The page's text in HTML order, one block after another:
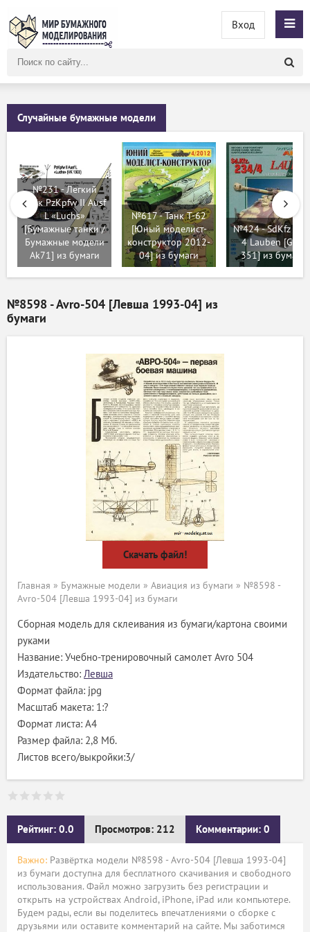
сайту
Вход
Случайные бумажные модели
№231 - Легкий
танк PzKpfw II Ausf
L «Luchs»
[Бумажные танки /
Бумажные модели
Ak71] из бумаги
№617 - Танк Т-62
[Юный моделист-
конструктор 2012-
04] из бумаги
№424 - SdKfz
4 Lauben [GPM
351] из бумаги
№8598 - Avro-504 [Левша 1993-04] из
бумаги
Скачать файл!
Главная » Бумажные модели » Авиация из бумаги » №8598 -
Avro-504 [Левша 1993-04] из бумаги
Сборная модель для склеивания из бумаги/картона своими
руками
Название: Учебно-тренировочный самолет Avro 504
Издательство: Левша
Формат файла: jpg
Масштаб макета: 1:?
Формат листа: A4
Размер файла: 2,8 Мб.
Листов всего/выкройки:3/
Рейтинг: 0.0 Просмотров: 212 Комментарии: 0
Важно: Развёртка модели №8598 - Avro-504 [Левша 1993-04]
из бумаги доступна для бесплатного скачивания и свободного
использования. Файл можно загрузить без регистрации и
открыть на устройствах Android, iPhone, iPad или компьютере.
Будем рады, если вы поделитесь впечатлениями о сборке с
друзьями или оставите комментарий на сайте. Мы заботимся